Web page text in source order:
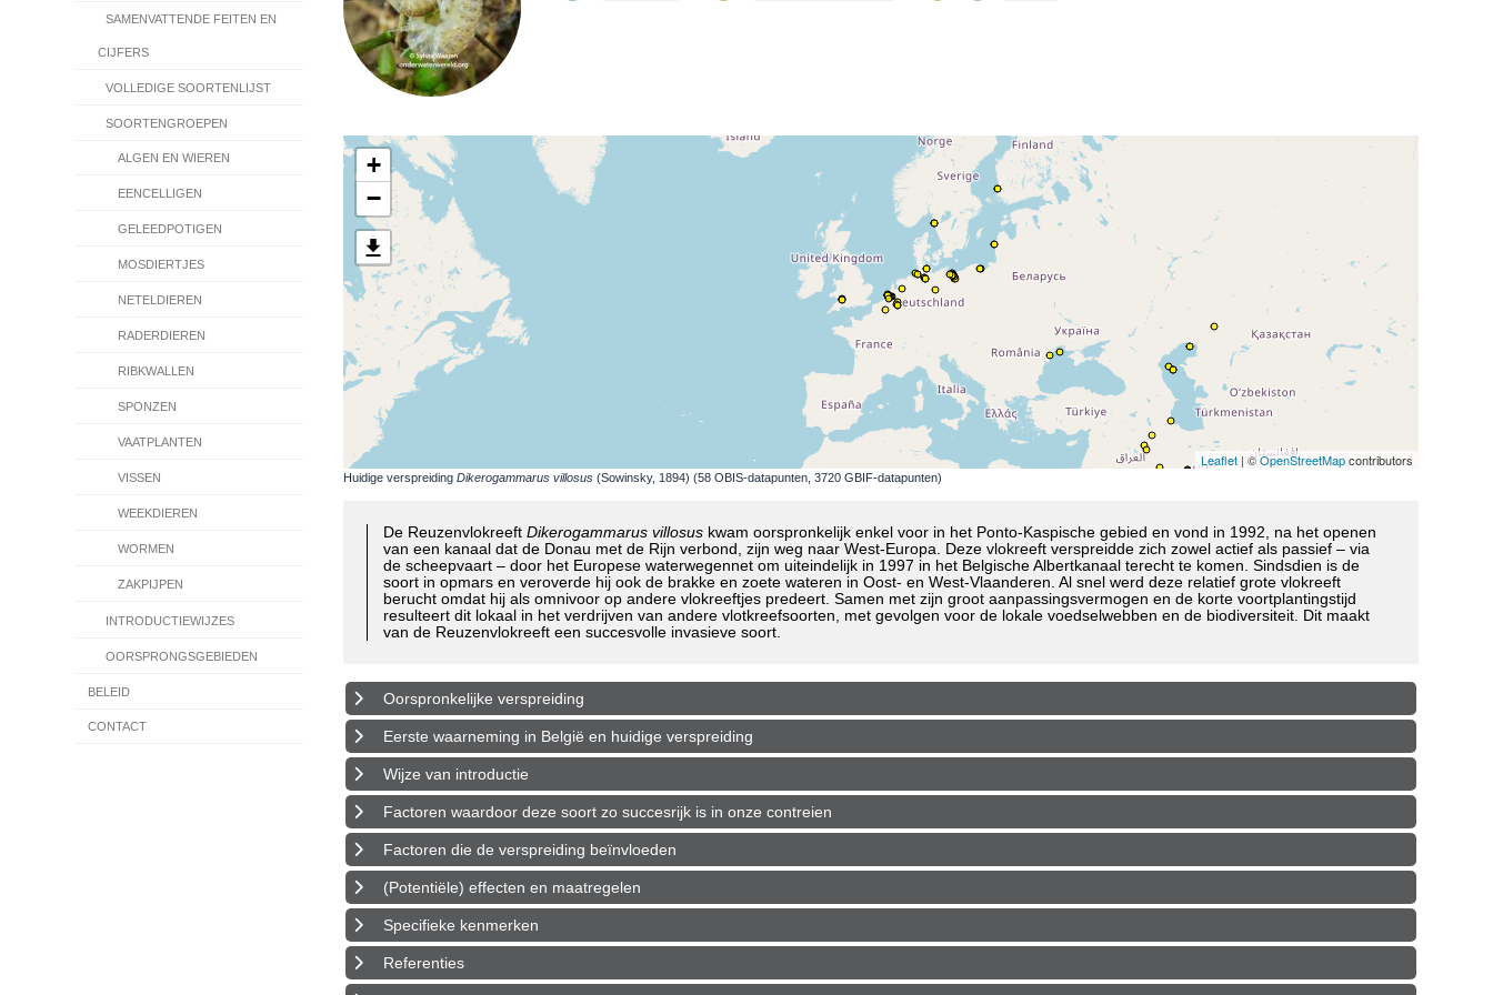
SAMENVATTENDE FEITEN EN
CIJFERS
VOLLEDIGE SOORTENLIJST
SOORTENGROEPEN
ALGEN EN WIEREN
EENCELLIGEN
GELEEDPOTIGEN
MOSDIERTJES
NETELDIEREN
RADERDIEREN
RIBKWALLEN
SPONZEN
VAATPLANTEN
VISSEN
WEEKDIEREN
WORMEN
ZAKPIJPEN
INTRODUCTIEWIJZES
OORSPRONGSGEBIEDEN
BELEID
CONTACT
+
−
Leaflet| ©OpenStreetMapcontributors
Huidige verspreidingDikerogammarus villosus (Sowinsky, 1894) (58 OBIS-datapunten, 3720 GBIF-datapunten)
De ReuzenvlokreeftDikerogammarus villosus kwam oorspronkelijk enkel voor in het Ponto-Kaspische gebied en vond in 1992, na het openen
van een kanaal dat de Donau met de Rijn verbond, zijn weg naar West-Europa. Deze vlokreeft verspreidde zich zowel actief als passief – via
de scheepvaart – door het Europese waterwegennet om uiteindelijk in 1997 in het Belgische Albertkanaal terecht te komen. Sindsdien is de
soort in opmars en veroverde hij ook de brakke en zoete wateren in Oost- en West-Vlaanderen. Al snel werd deze relatief grote vlokreeft
berucht omdat hij als omnivoor op andere vlokreeftjes predeert. Samen met zijn groot aanpassingsvermogen en de korte voortplantingstijd
resulteert dit lokaal in het verdrijven van andere vlotkreefsoorten, met gevolgen voor de lokale voedselwebben en de biodiversiteit. Dit maakt
van de Reuzenvlokreeft een succesvolle invasieve soort.
Oorspronkelijke verspreiding
Eerste waarneming in België en huidige verspreiding
Wijze van introductie
Factoren waardoor deze soort zo succesrijk is in onze contreien
Factoren die de verspreiding beïnvloeden
(Potentiële) effecten en maatregelen
Specifieke kenmerken
Referenties